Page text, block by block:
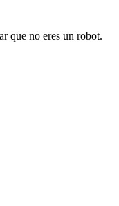
que no eres un robot.